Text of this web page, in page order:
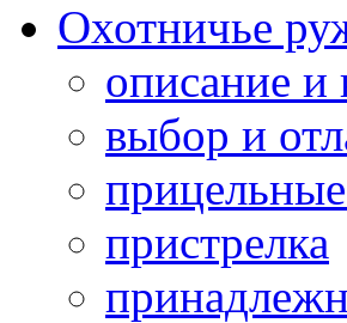
Охотничье
описание и
выбор и
пристрелка